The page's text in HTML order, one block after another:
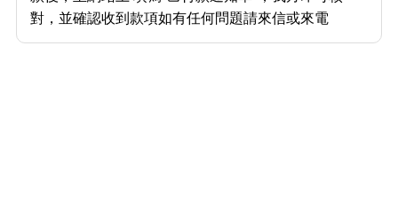
對，並確認收到款項如有任何問題請來信或來電